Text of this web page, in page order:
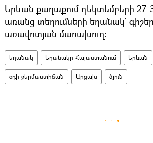
Երևան քաղաքում դեկտեմբերի 27-
առանց տեղումների եղանակ`
առավոտյան մառախուղ:
եղանակ Եղանակը Հայաստանում Երևան
օդի ջերմաստիճան Արցախ ձյուն